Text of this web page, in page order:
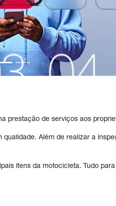
prestação de serviços aos
Além de realizar a
itens da motocicleta. Tudo